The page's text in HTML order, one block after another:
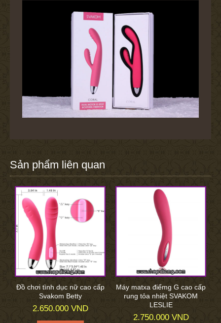
Sản phẩm liên quan
Đồ chơi tình dục nữ cao cấp
Svakom Betty
2.650.000 VND
Máy matxa điểmg G cao cấp
rung tỏa nhiệt SVAKOM
LESLIE
2.750.000 VND